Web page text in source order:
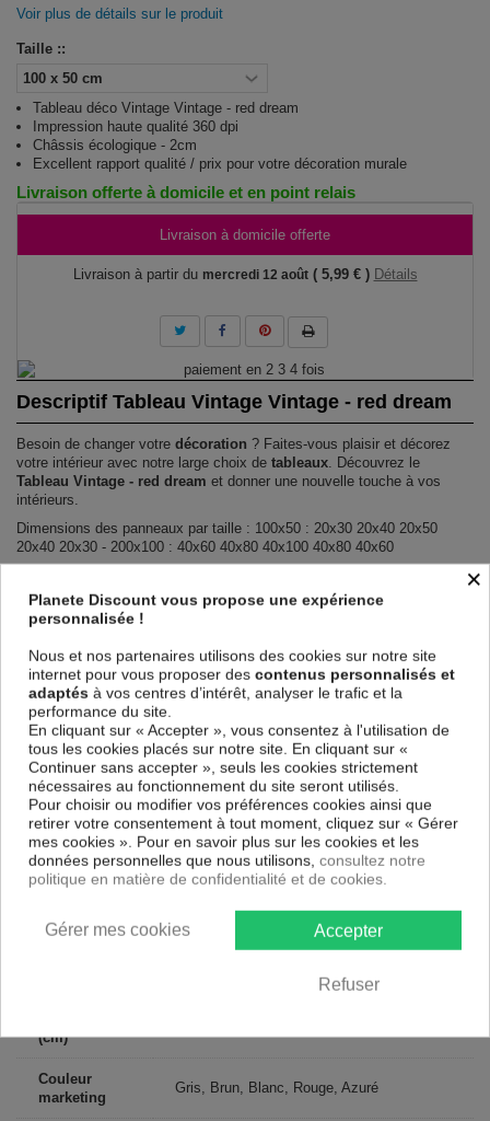
Voir plus de détails sur le produit
Taille ::
Tableau déco Vintage Vintage - red dream
Impression haute qualité 360 dpi
Châssis écologique - 2cm
Excellent rapport qualité / prix pour votre décoration murale
Livraison offerte à domicile et en point relais
Livraison à domicile offerte
Livraison à partir du mercredi 12 août ( 5,99 € ) Détails
Descriptif Tableau Vintage Vintage - red dream
Besoin de changer votre décoration ? Faites-vous plaisir et décorez
votre intérieur avec notre large choix de tableaux. Découvrez le
Tableau Vintage - red dream et donner une nouvelle touche à vos
intérieurs.
Dimensions des panneaux par taille : 100x50 : 20x30 20x40 20x50
20x40 20x30 - 200x100 : 40x60 40x80 40x100 40x80 40x60
TABLEAU DÉCO VINTAGE VINTAGE - RED DREAM !
Le Tableau Vintage - red dreamest imprimé sur un papier intissé
spécial et de haute qualité qui reflète parfaitement les couleurs avec
bords sur un châssis fait de matériaux respectueux de l'environnement,
vous pourrez suspendre le tableau immédiatement sans avoir à
l'encadrer.
Le Tableau Vintage Vintage - red dreamest résistant aux rayons UV,
inodore et 100 % sûr, parfait même pour la chambre à coucher et la
chambre des enfants.
Notre large choix de tableaux tendances et modernes constituent un
moyen simple et pas cher de donner une nouvelle touche à vos
intérieurs, il y en a pour tous les goût.
Descriptif technique
Matériaux MDF
(cm)
Couleur
marketing
Gris, Brun, Blanc, Rouge, Azuré
×
Planete Discount vous propose une expérience
personnalisée !
Nous et nos partenaires utilisons des cookies sur notre site
internet pour vous proposer des contenus personnalisés et
adaptés à vos centres d’intérêt, analyser le trafic et la
performance du site.
En cliquant sur « Accepter », vous consentez à l'utilisation de
tous les cookies placés sur notre site. En cliquant sur «
Continuer sans accepter », seuls les cookies strictement
nécessaires au fonctionnement du site seront utilisés.
Pour choisir ou modifier vos préférences cookies ainsi que
retirer votre consentement à tout moment, cliquez sur « Gérer
mes cookies ». Pour en savoir plus sur les cookies et les
données personnelles que nous utilisons, consultez notre
politique en matière de confidentialité et de cookies.
Accepter
Refuser
Gérer mes cookies